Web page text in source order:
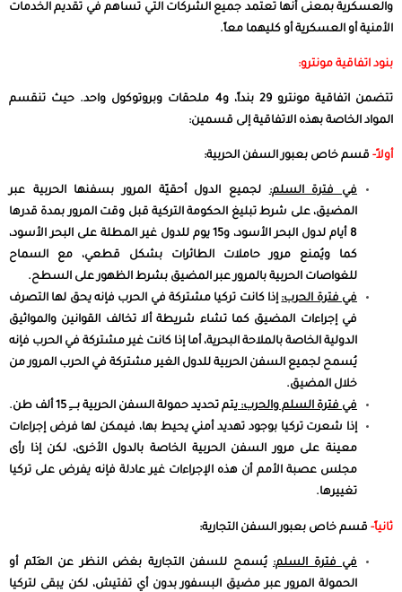
والعسكرية بمعنى أنها تعتمد جميع الشركات التي تساهم في تقديم الخدمات
الأمنية أو العسكرية أو كليهما معاً.
بنود اتفاقية مونترو:
تتضمن اتفاقية مونترو 29 بنداً، و4 ملحقات وبروتوكول واحد. حيث تنقسم
المواد الخاصة بهذه الاتفاقية إلى قسمين:
أولاً- قسم خاص بعبور السفن الحربية:
في فترة السلم:لجميع الدول أحقيّة المرور بسفنها الحربية عبر
المضيق، على شرط تبليغ الحكومة التركية قبل وقت المرور بمدة قدرها
8 أيام لدول البحر الأسود، و15 يوم للدول غير المطلة على البحر الأسود،
كما ويُمنع مرور حاملات الطائرات بشكل قطعي، مع السماح
للغواصات الحربية بالمرور عبر المضيق بشرط الظهور على السطح.
في فترة الحرب:إذا كانت تركيا مشتركة في الحرب فإنه يحق لها التصرف
في إجراءات المضيق كما تشاء شريطة ألا تخالف القوانين والمواثيق
الدولية الخاصة بالملاحة البحرية، أما إذا كانت غير مشتركة في الحرب فإنه
يُسمح لجميع السفن الحربية للدول الغير مشتركة في الحرب المرور من
خلال المضيق.
في فترة السلم والحرب:يتم تحديد حمولة السفن الحربية بــــِ 15 ألف طن.
إذا شعرت تركيا بوجود تهديد أمني يحيط بها، فيمكن لها فرض إجراءات
معينة على مرور السفن الحربية الخاصة بالدول الأخرى، لكن إذا رأى
مجلس عصبة الأمم أن هذه الإجراءات غير عادلة فإنه يفرض على تركيا
تغييرها.
ثانياً- قسم خاص بعبور السفن التجارية:
في فترة السلم: يُسمح للسفن التجارية بغض النظر عن العَلَم أو
الحمولة المرور عبر مضيق البسفور بدون أي تفتيش، لكن يبقى لتركيا